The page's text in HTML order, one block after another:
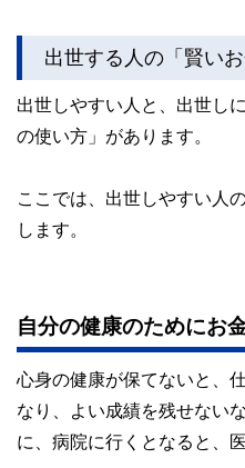
出世する人の「賢いお
出世しやすい人と、出世し
の使い方」があります。
ここでは、出世しやすい人
します。
自分の健康のためにお
心身の健康が保てないと、
なり、よい成績を残せない
に、病院に行くとなると、